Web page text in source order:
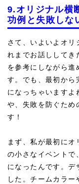
9.オリジナル横
功例と失敗しな
さて、いよいよオリ
れまでお話ししてき
を参考にしながら進
す。でも、最初から
になっちゃいますよ
や、失敗を防ぐため
す！
まず、私が最初に
の小さなイベントで
になったんです。デ
した。チームカラ